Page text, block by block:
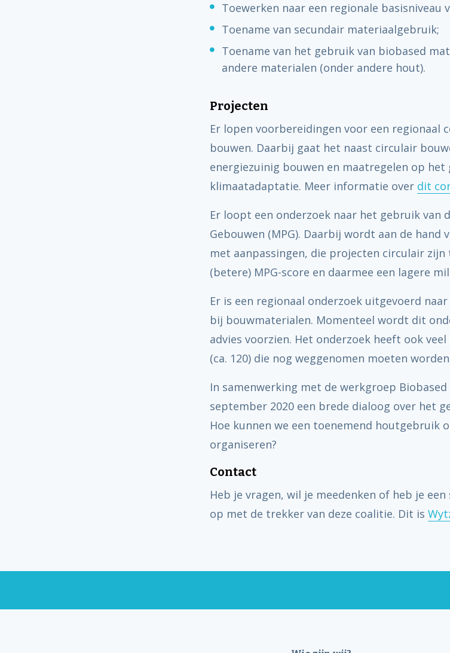
Toewerken naar een regionale basisniveau
Toename van secundair materiaalgebruik;
Toename van het gebruik van biobased
andere materialen (onder andere hout).
Projecten
Er lopen voorbereidingen voor een regionaal
bouwen. Daarbij gaat het naast circulair
energiezuinig bouwen en maatregelen op het
klimaatadaptatie. Meer informatie over dit
Er loopt een onderzoek naar het gebruik van
Gebouwen (MPG). Daarbij wordt aan de hand
met aanpassingen, die projecten circulair
(betere) MPG-score en daarmee een lagere
Er is een regionaal onderzoek uitgevoerd
bij bouwmaterialen. Momenteel wordt dit
advies voorzien. Het onderzoek heeft ook
(ca. 120) die nog weggenomen moeten
In samenwerking met de werkgroep
september 2020 een brede dialoog over het
Hoe kunnen we een toenemend houtgebruik
organiseren?
Contact
Heb je vragen, wil je meedenken of heb je
op met de trekker van deze coalitie. Dit is